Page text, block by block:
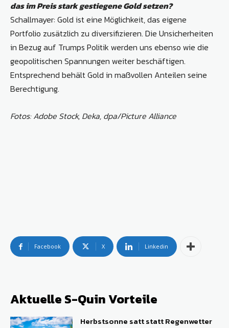
das im Preis stark gestiegene Gold setzen?
Schallmayer: Gold ist eine Möglichkeit, das eigene
Portfolio zusätzlich zu diversifizieren. Die Unsicherheiten
in Bezug auf Trumps Politik werden uns ebenso wie die
geopolitischen Spannungen weiter beschäftigen.
Entsprechend behält Gold in maßvollen Anteilen seine
Berechtigung.
Fotos: Adobe Stock, Deka, dpa/Picture Alliance
Facebook X Linkedin
Aktuelle S-Quin Vorteile
Herbstsonne satt statt Regenwetter